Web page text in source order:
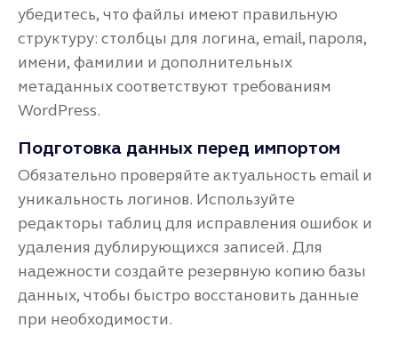
убедитесь, что файлы имеют правильную
структуру: столбцы для логина, email, пароля,
имени, фамилии и дополнительных
метаданных соответствуют требованиям
WordPress.
Подготовка данных перед импортом
Обязательно проверяйте актуальность email и
уникальность логинов. Используйте
редакторы таблиц для исправления ошибок и
удаления дублирующихся записей. Для
надежности создайте резервную копию базы
данных, чтобы быстро восстановить данные
при необходимости.